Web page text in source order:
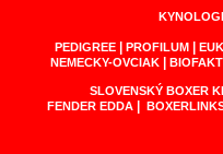
PEDIGREE| PROFILUM|
NEMECKY-OVCIAK|
SLOVENSKÝ BOXER
FENDER EDDA